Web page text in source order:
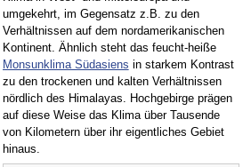
umgekehrt, im Gegensatz z.B. zu den
Verhältnissen auf dem nordamerikanischen
Kontinent. Ähnlich steht das feucht-heiße
Monsunklima Südasiens in starkem Kontrast
zu den trockenen und kalten Verhältnissen
nördlich des Himalayas. Hochgebirge prägen
auf diese Weise das Klima über Tausende
von Kilometern über ihr eigentliches Gebiet
hinaus.